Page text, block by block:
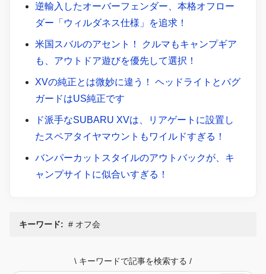
逆輸入したオーバーフェンダー、本格オフロー
ダー「ウィルダネス仕様」を追求！
米国スバルのアセント！ クルマもキャンプギア
も、アウトドア遊びを優先して選択！
XVの純正とは微妙に違う！ ヘッドライトとバグ
ガードはUS純正です
ド派手なSUBARU XVは、リアゲートに設置し
たスペアタイヤマウントもワイルドすぎる！
バンパーカットスタイルのアウトバックが、キ
ャンプサイトに似合いすぎる！
キーワード: オフ会
\ キーワードで記事を検索する /